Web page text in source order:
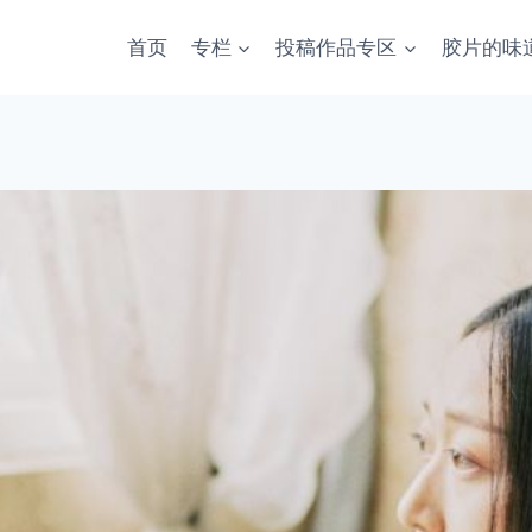
首页 专栏 投稿作品专区 胶片的味